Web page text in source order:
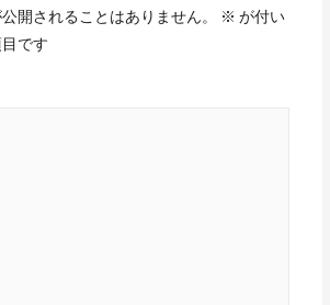
開されることはありません。 ※ が付い
です